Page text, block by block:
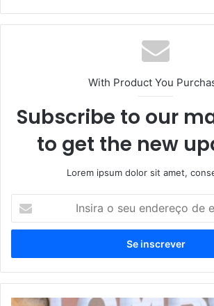
te
With Product You
Subscribe to our
to get the new
Lorem ipsum dolor sit amet,
s
r
a
s